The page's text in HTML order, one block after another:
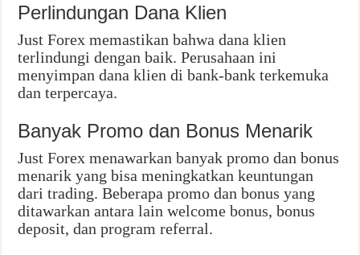
Perlindungan Dana Klien
Just Forex memastikan bahwa dana klien
terlindungi dengan baik. Perusahaan ini
menyimpan dana klien di bank-bank terkemuka
dan terpercaya.
Banyak Promo dan Bonus Menarik
Just Forex menawarkan banyak promo dan bonus
menarik yang bisa meningkatkan keuntungan
dari trading. Beberapa promo dan bonus yang
ditawarkan antara lain welcome bonus, bonus
deposit, dan program referral.